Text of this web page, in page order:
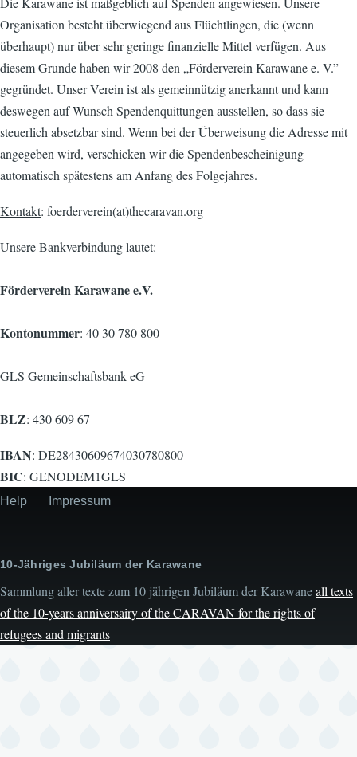
Organisation besteht überwiegend aus Flüchtlingen, die (wenn
überhaupt) nur über sehr geringe finanzielle Mittel verfügen. Aus
diesem Grunde haben wir 2008 den „Förderverein Karawane e. V.”
gegründet. Unser Verein ist als gemeinnützig anerkannt und kann
deswegen auf Wunsch Spendenquittungen ausstellen, so dass sie
steuerlich absetzbar sind. Wenn bei der Überweisung die Adresse mit
angegeben wird, verschicken wir die Spendenbescheinigung
automatisch spätestens am Anfang des Folgejahres.
Kontakt: foerderverein(at)thecaravan.org
Unsere Bankverbindung lautet:
Förderverein Karawane e.V.
Kontonummer: 40 30 780 800
GLS Gemeinschaftsbank eG
BLZ: 430 609 67
IBAN: DE28430609674030780800
BIC: GENODEM1GLS
Secondary
Help Impressum
10-Jähriges Jubiläum der Karawane
Sammlung aller texte zum 10 jährigen Jubiläum der Karawaneall texts
of the 10-years anniversairy of the CARAVAN for the rights of
refugees and migrants